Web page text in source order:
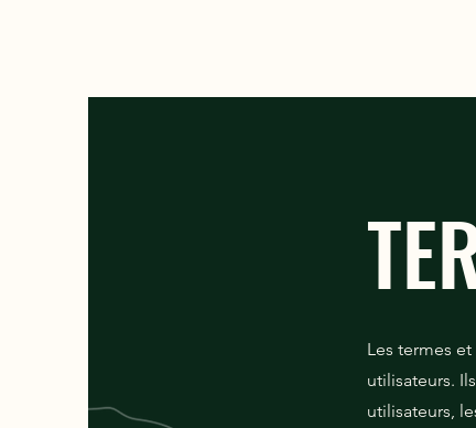
Les termes
utilisateurs.
utilisateurs,